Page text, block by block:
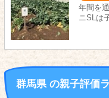
年間を
ニSLは
群馬県 の親子評価